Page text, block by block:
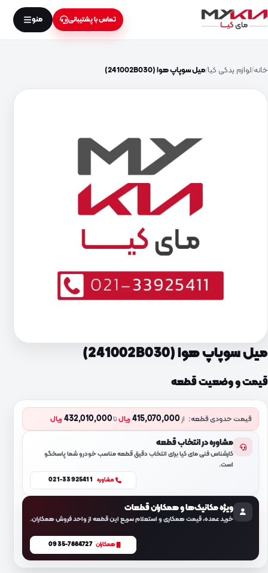
تماس با پشتیبانی منو
خانه لوازم یدکی کیا میل سوپاپ هوا (241002B030)
میل سوپاپ هوا (241002B030)
قیمت و وضعیت قطعه
قیمت حدودی قطعه: از415,070,000 ریالتا432,010,000 ریال
مشاوره در انتخاب قطعه
کارشناس فنی مای کیا برای انتخاب دقیق قطعه مناسب خودرو شما پاسخگو
است.
مشاوره 021-33925411
ویژه مکانیک‌ها و همکاران قطعات
خرید عمده، قیمت همکاری و استعلام سریع این قطعه از واحد فروش همکاران.
همکاران 0935-7884727